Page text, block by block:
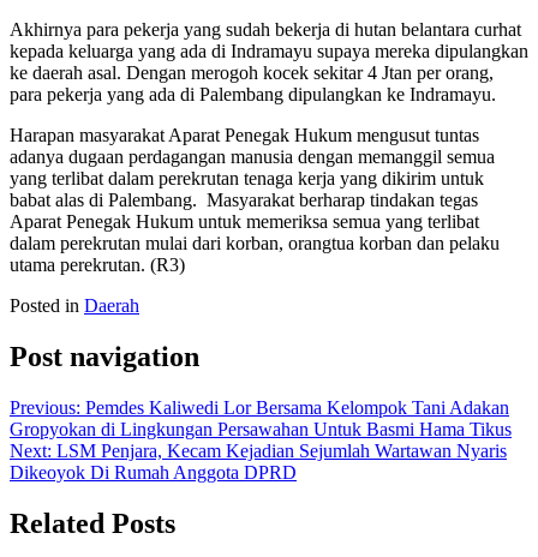
Akhirnya para pekerja yang sudah bekerja di hutan belantara curhat
kepada keluarga yang ada di Indramayu supaya mereka dipulangkan
ke daerah asal. Dengan merogoh kocek sekitar 4 Jtan per orang,
para pekerja yang ada di Palembang dipulangkan ke Indramayu.
Harapan masyarakat Aparat Penegak Hukum mengusut tuntas
adanya dugaan perdagangan manusia dengan memanggil semua
yang terlibat dalam perekrutan tenaga kerja yang dikirim untuk
babat alas di Palembang. Masyarakat berharap tindakan tegas
Aparat Penegak Hukum untuk memeriksa semua yang terlibat
dalam perekrutan mulai dari korban, orangtua korban dan pelaku
utama perekrutan. (R3)
Posted in Daerah
Post navigation
Previous: Pemdes Kaliwedi Lor Bersama Kelompok Tani Adakan
Gropyokan di Lingkungan Persawahan Untuk Basmi Hama Tikus
Next: LSM Penjara, Kecam Kejadian Sejumlah Wartawan Nyaris
Dikeoyok Di Rumah Anggota DPRD
Related Posts